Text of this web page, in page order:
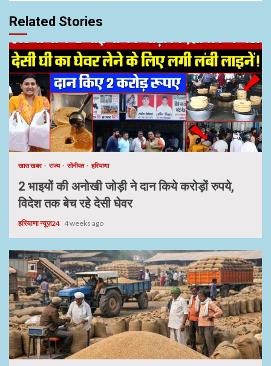
Related Stories
खास खबर राज्य सोनीपत हरियाणा
2 भाइयों की अनोखी जोड़ी ने दान किये करोड़ों रुपये,
विदेश तक बेच रहे देसी घेवर
हरियाणा न्यूज़24 4 weeks ago